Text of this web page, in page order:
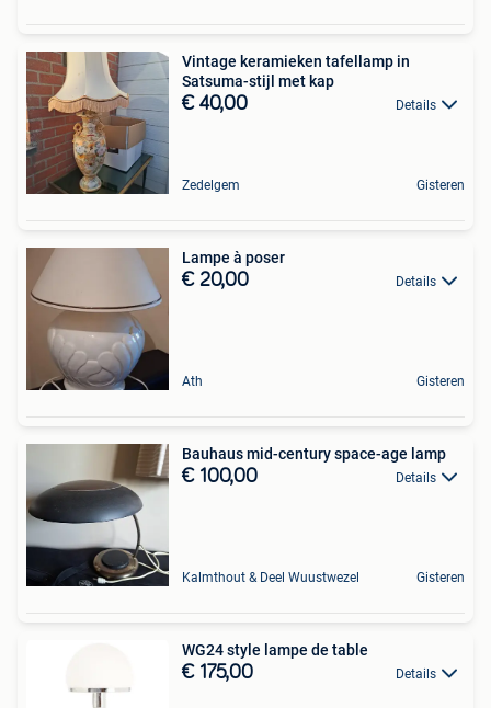
Vintage keramieken tafellamp in
Satsuma-stijl met kap
€ 40,00 Details
Zedelgem Gisteren
Lampe à poser
€ 20,00 Details
Ath Gisteren
Bauhaus mid-century space-age lamp
€ 100,00 Details
Kalmthout & Deel Wuustwezel Gisteren
WG24 style lampe de table
€ 175,00 Details